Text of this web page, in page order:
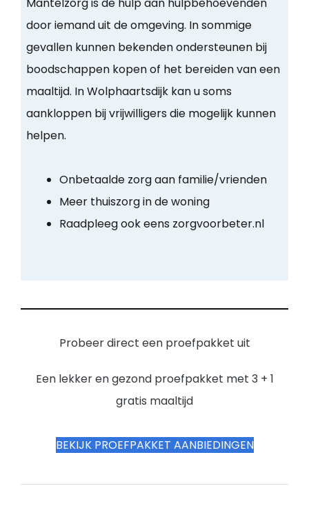
Mantelzorg is de hulp aan hulpbehoevenden
door iemand uit de omgeving. In sommige
gevallen kunnen bekenden ondersteunen bij
boodschappen kopen of het bereiden van een
maaltijd. In Wolphaartsdijk kan u soms
aankloppen bij vrijwilligers die mogelijk kunnen
helpen.
Onbetaalde zorg aan familie/vrienden
Meer thuiszorg in de woning
Raadpleeg ook eens zorgvoorbeter.nl
Probeer direct een proefpakket uit
Een lekker en gezond proefpakket met 3 + 1
gratis maaltijd
BEKIJK PROEFPAKKET AANBIEDINGEN